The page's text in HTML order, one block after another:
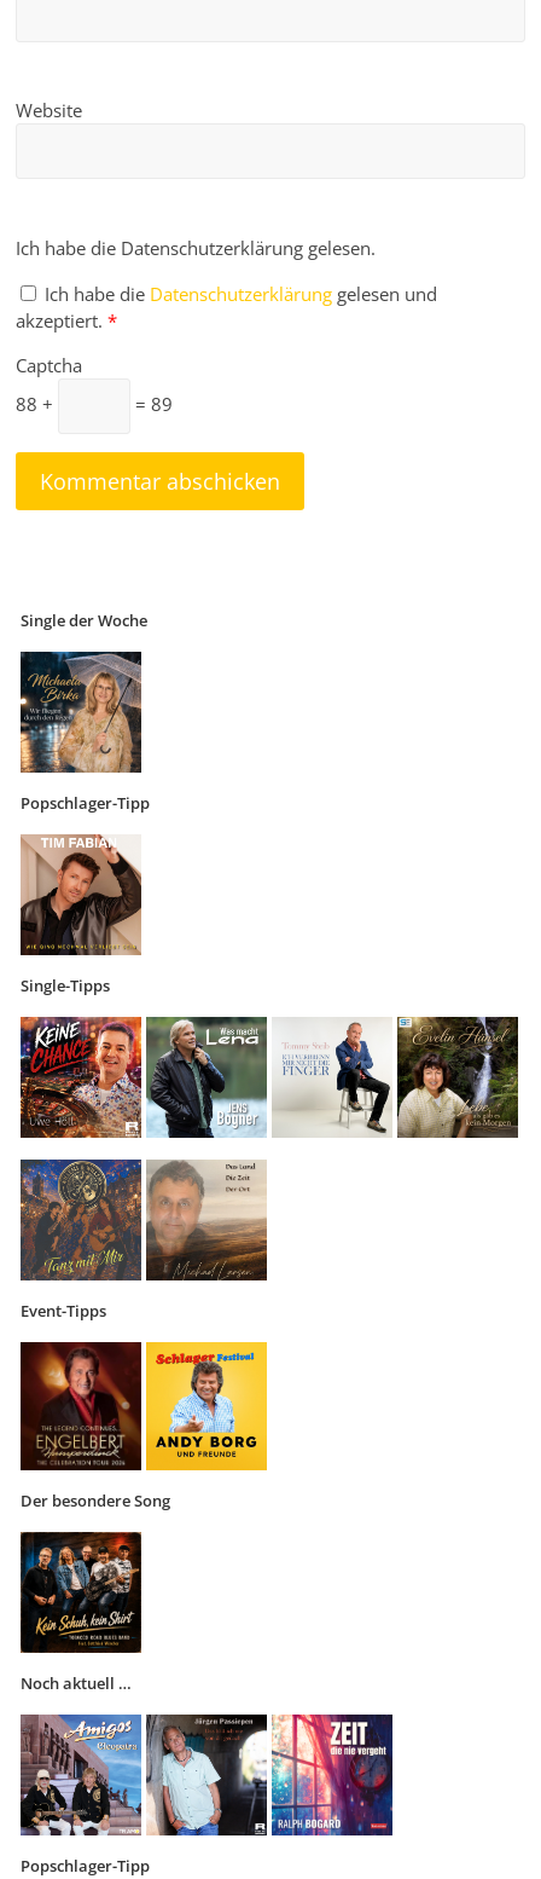
Website
Ich habe die Datenschutzerklärung gelesen.
Ich habe die Datenschutzerklärung gelesen und
akzeptiert. *
Captcha
88 +
= 89
Single der Woche
Popschlager-Tipp
Single-Tipps
Event-Tipps
Der besondere Song
Noch aktuell …
Popschlager-Tipp